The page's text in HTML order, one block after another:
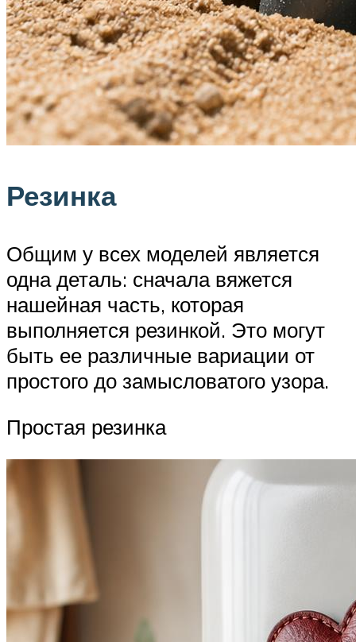
Резинка
Общим у всех моделей является
одна деталь: сначала вяжется
нашейная часть, которая
выполняется резинкой. Это могут
быть ее различные вариации от
простого до замысловатого узора.
Простая резинка